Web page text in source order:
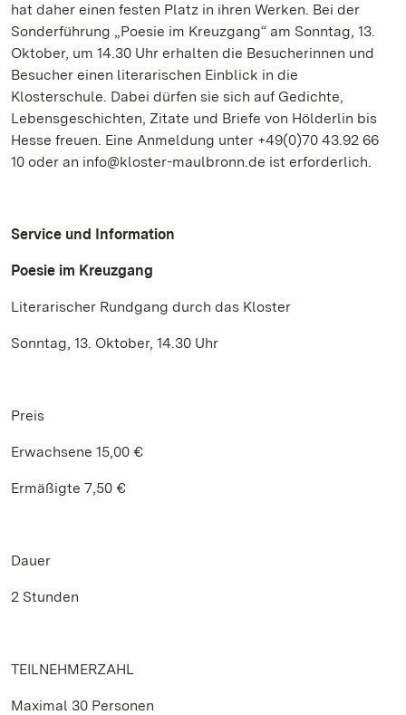
hat daher einen festen Platz in ihren Werken. Bei der
Sonderführung „Poesie im Kreuzgang“ am Sonntag, 13.
Oktober, um 14.30 Uhr erhalten die Besucherinnen und
Besucher einen literarischen Einblick in die
Klosterschule. Dabei dürfen sie sich auf Gedichte,
Lebensgeschichten, Zitate und Briefe von Hölderlin bis
Hesse freuen. Eine Anmeldung unter +49(0)70 43.92 66
10 oder an info@kloster-maulbronn.de ist erforderlich.
Service und Information
Poesie im Kreuzgang
Literarischer Rundgang durch das Kloster
Sonntag, 13. Oktober, 14.30 Uhr
Preis
Erwachsene 15,00 €
Ermäßigte 7,50 €
Dauer
2 Stunden
TEILNEHMERZAHL
Maximal 30 Personen